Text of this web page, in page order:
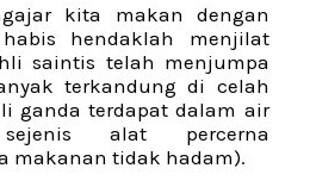
kita makan dengan
hendaklah menjilat
saintis telah menjumpa
terkandung di celah
ganda terdapat dalam air
alat percerna
makanan tidak hadam).